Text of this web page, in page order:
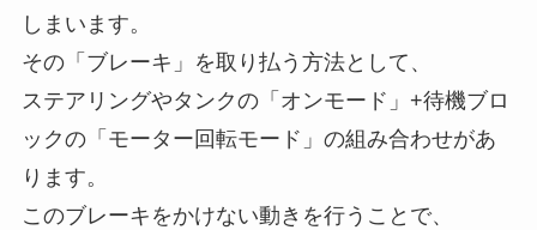
しまいます。
その「ブレーキ」を取り払う方法として、
ステアリングやタンクの「オンモード」+待機ブロ
ックの「モーター回転モード」の組み合わせがあ
ります。
このブレーキをかけない動きを行うことで、